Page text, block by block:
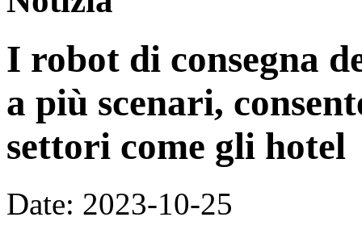
I robot di consegna
a più scenari,
settori come gli hotel
Date: 2023-10-25